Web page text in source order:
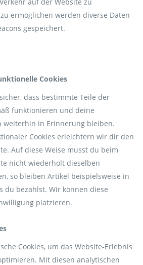
ermöglichen werden diverse Daten
gespeichert.
Cookies
dass bestimmte Teile der
funktionieren und deine
weiterhin in Erinnerung bleiben.
Cookies erleichtern wir dir den
Auf diese Weise musst du beim
nicht wiederholt dieselben
so bleiben Artikel beispielsweise in
du bezahlst. Wir können diese
platzieren.
Cookies, um das Website-Erlebnis
Mit diesen analytischen